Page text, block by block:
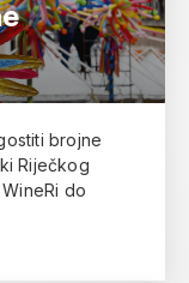
brojne
Riječkog
do